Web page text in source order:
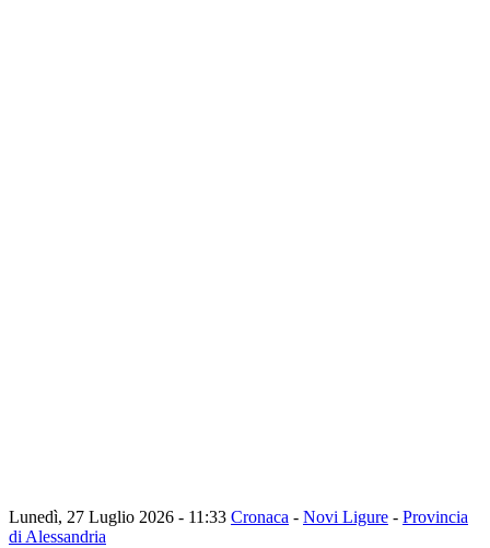
Lunedì, 27 Luglio 2026 - 11:33 Cronaca - Novi Ligure - Provincia
di Alessandria